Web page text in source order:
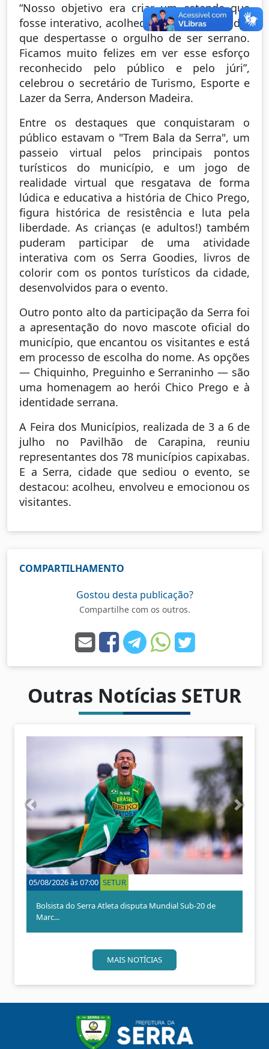
“Nosso objetivo era criar um estande que
fosse interativo, acolhedor e, acima de tudo,
que despertasse o orgulho de ser serrano.
Ficamos muito felizes em ver esse esforço
reconhecido pelo público e pelo júri”,
celebrou o secretário de Turismo, Esporte e
Lazer da Serra, Anderson Madeira.
Entre os destaques que conquistaram o
público estavam o "Trem Bala da Serra", um
passeio virtual pelos principais pontos
turísticos do município, e um jogo de
realidade virtual que resgatava de forma
lúdica e educativa a história de Chico Prego,
figura histórica de resistência e luta pela
liberdade. As crianças (e adultos!) também
puderam participar de uma atividade
interativa com os Serra Goodies, livros de
colorir com os pontos turísticos da cidade,
desenvolvidos para o evento.
Outro ponto alto da participação da Serra foi
a apresentação do novo mascote oficial do
município, que encantou os visitantes e está
em processo de escolha do nome. As opções
— Chiquinho, Preguinho e Serraninho — são
uma homenagem ao herói Chico Prego e à
identidade serrana.
A Feira dos Municípios, realizada de 3 a 6 de
julho no Pavilhão de Carapina, reuniu
representantes dos 78 municípios capixabas.
E a Serra, cidade que sediou o evento, se
destacou: acolheu, envolveu e emocionou os
visitantes.
COMPARTILHAMENTO
Gostou desta publicação?
Compartilhe com os outros.
Outras Notícias SETUR
05/08/2026 às 07:00 SETUR
Bolsista do Serra Atleta disputa Mundial Sub-20 de
Marc...
A
n
t
e
i
o
r
P
ó
x
i
o
MAIS NOTÍCIAS